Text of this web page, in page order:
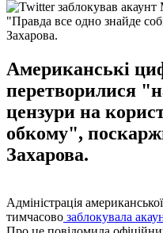
"Правда все одно знайде
Захарова.
Американські
перетворилися
цензури на
обкому",
Захарова.
Адміністрація
тимчасово заблокувала